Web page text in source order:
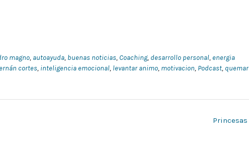
magno, autoayuda, buenas noticias, Coaching, desarrollo personal, energia
cortes, inteligencia emocional, levantar animo, motivacion, Podcast, quemar
Princesas